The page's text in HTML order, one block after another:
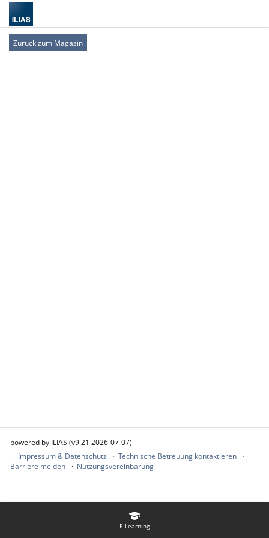
E-Learning
Zurück zum Magazin
powered by ILIAS (v9.21 2026-07-07)
Impressum & Datenschutz
Technische Betreuung kontaktieren
Barriere melden
Nutzungsvereinbarung